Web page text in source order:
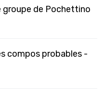
groupe de Pochettino
compos probables -